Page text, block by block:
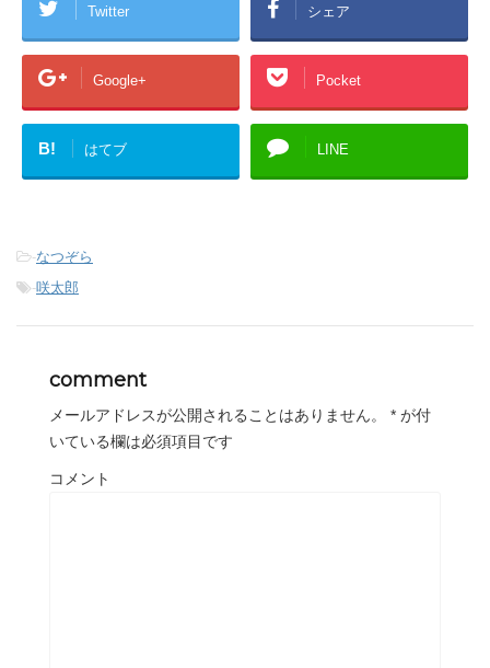
Twitter シェア
Google+ Pocket
B! はてブ LINE
-なつぞら
-咲太郎
comment
メールアドレスが公開されることはありません。 * が付
いている欄は必須項目です
コメント